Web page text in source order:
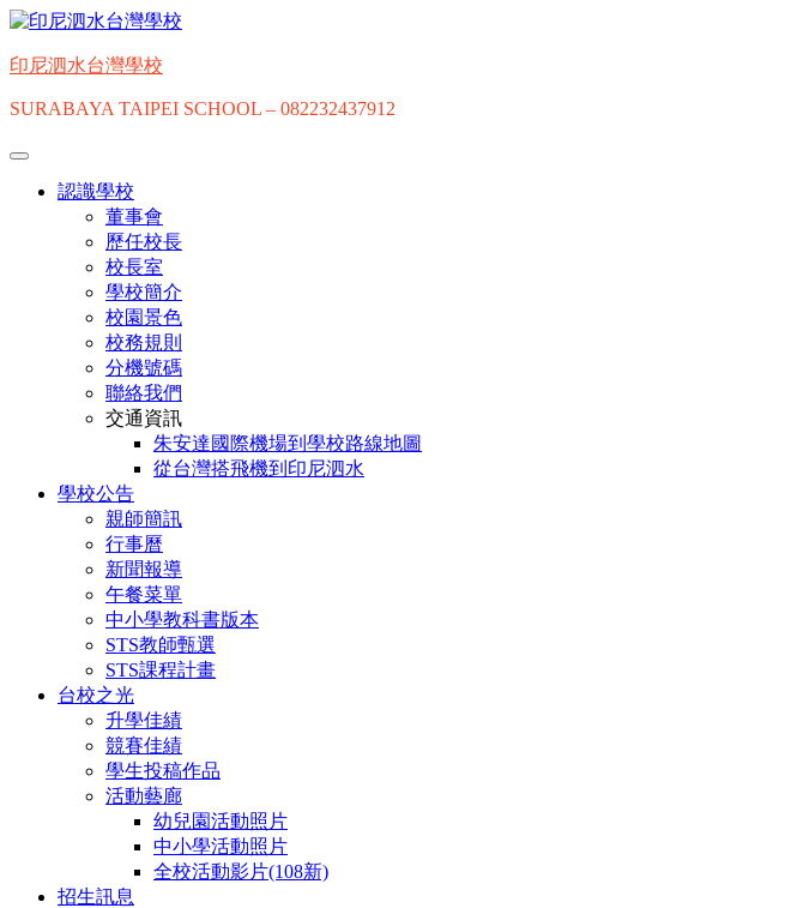
印尼泗水台灣學校
SURABAYA TAIPEI SCHOOL – 082232437912
認識學校
董事會
歷任校長
校長室
學校簡介
校園景色
校務規則
分機號碼
聯絡我們
交通資訊
朱安達國際機場到學校路線地圖
從台灣搭飛機到印尼泗水
學校公告
親師簡訊
行事曆
新聞報導
午餐菜單
中小學教科書版本
STS教師甄選
STS課程計畫
台校之光
升學佳績
競賽佳績
學生投稿作品
活動藝廊
幼兒園活動照片
中小學活動照片
全校活動影片(108新)
招生訊息